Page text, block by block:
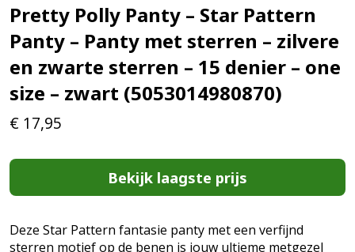
Pretty Polly Panty – Star Pattern
Panty – Panty met sterren – zilvere
en zwarte sterren – 15 denier – one
size – zwart (5053014980870)
€ 17,95
Bekijk laagste prijs
Deze Star Pattern fantasie panty met een verfijnd
sterren motief op de benen is jouw ultieme metgezel